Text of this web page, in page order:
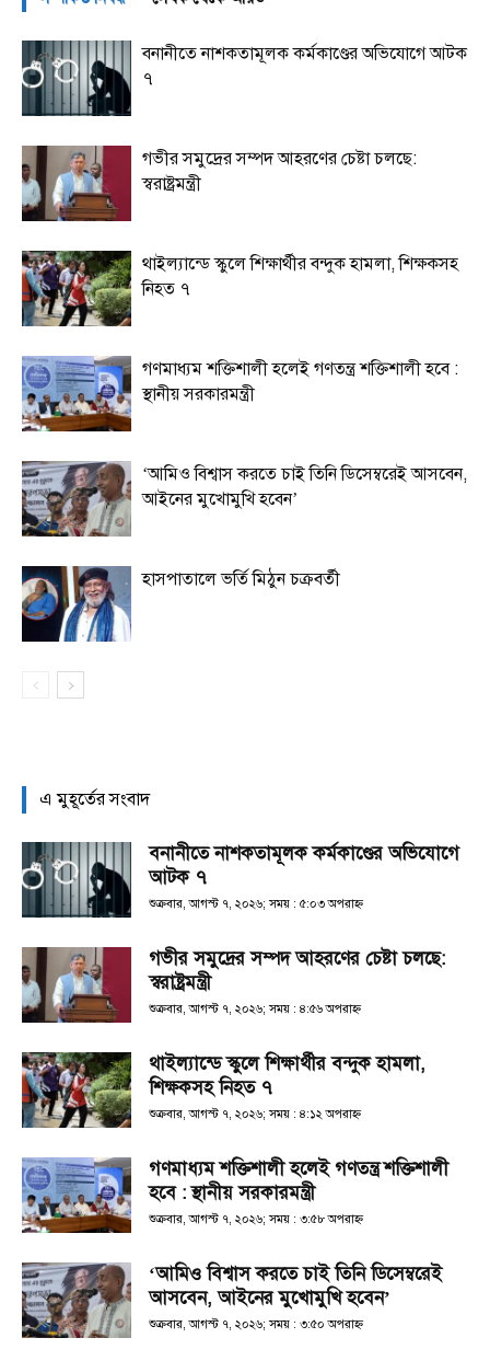
বনানীতে নাশকতামূলক কর্মকাণ্ডের অভিযোগে আটক
৭
গভীর সমুদ্রের সম্পদ আহরণের চেষ্টা চলছে:
স্বরাষ্ট্রমন্ত্রী
থাইল্যান্ডে স্কুলে শিক্ষার্থীর বন্দুক হামলা, শিক্ষকসহ
নিহত ৭
গণমাধ্যম শক্তিশালী হলেই গণতন্ত্র শক্তিশালী হবে :
স্থানীয় সরকারমন্ত্রী
‘আমিও বিশ্বাস করতে চাই তিনি ডিসেম্বরেই আসবেন,
আইনের মুখোমুখি হবেন’
হাসপাতালে ভর্তি মিঠুন চক্রবর্তী
এ মুহূর্তের সংবাদ
বনানীতে নাশকতামূলক কর্মকাণ্ডের অভিযোগে
আটক ৭
শুক্রবার, আগস্ট ৭, ২০২৬; সময় : ৫:০৩ অপরাহ্ণ
গভীর সমুদ্রের সম্পদ আহরণের চেষ্টা চলছে:
স্বরাষ্ট্রমন্ত্রী
শুক্রবার, আগস্ট ৭, ২০২৬; সময় : ৪:৫৬ অপরাহ্ণ
থাইল্যান্ডে স্কুলে শিক্ষার্থীর বন্দুক হামলা,
শিক্ষকসহ নিহত ৭
শুক্রবার, আগস্ট ৭, ২০২৬; সময় : ৪:১২ অপরাহ্ণ
গণমাধ্যম শক্তিশালী হলেই গণতন্ত্র শক্তিশালী
হবে : স্থানীয় সরকারমন্ত্রী
শুক্রবার, আগস্ট ৭, ২০২৬; সময় : ৩:৫৮ অপরাহ্ণ
‘আমিও বিশ্বাস করতে চাই তিনি ডিসেম্বরেই
আসবেন, আইনের মুখোমুখি হবেন’
শুক্রবার, আগস্ট ৭, ২০২৬; সময় : ৩:৫০ অপরাহ্ণ